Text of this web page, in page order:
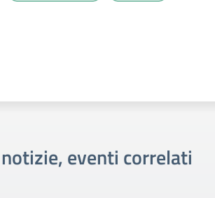
eventi correlati